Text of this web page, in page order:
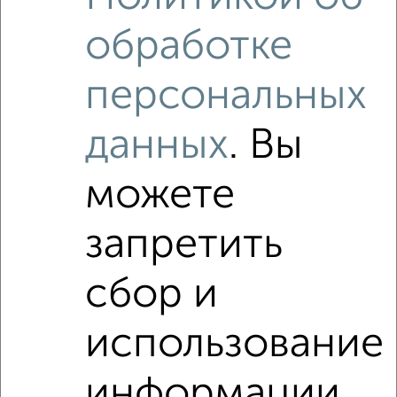
обработке
персональных
данных. Вы
можете
запретить
сбор и
использование